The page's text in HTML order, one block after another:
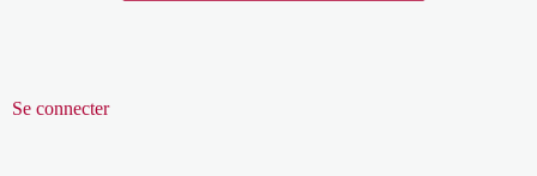
Se connecter